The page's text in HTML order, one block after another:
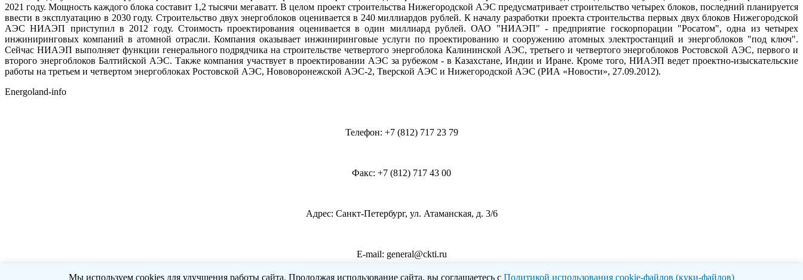
2021 году. Мощность каждого блока составит 1,2 тысячи мегаватт. В целом проект строительства Нижегородской АЭС предусматривает строительство четырех блоков, последний планируется
ввести в эксплуатацию в 2030 году. Строительство двух энергоблоков оценивается в 240 миллиардов рублей. К началу разработки проекта строительства первых двух блоков Нижегородской
АЭС НИАЭП приступил в 2012 году. Стоимость проектирования оценивается в один миллиард рублей. ОАО "НИАЭП" - предприятие госкорпорации "Росатом", одна из четырех
инжиниринговых компаний в атомной отрасли. Компания оказывает инжиниринговые услуги по проектированию и сооружению атомных электростанций и энергоблоков "под ключ".
Сейчас НИАЭП выполняет функции генерального подрядчика на строительстве четвертого энергоблока Калининской АЭС, третьего и четвертого энергоблоков Ростовской АЭС, первого и
второго энергоблоков Балтийской АЭС. Также компания участвует в проектировании АЭС за рубежом - в Казахстане, Индии и Иране. Кроме того, НИАЭП ведет проектно-изыскательские
работы на третьем и четвертом энергоблоках Ростовской АЭС, Нововоронежской АЭС-2, Тверской АЭС и Нижегородской АЭС (РИА «Новости», 27.09.2012).
Energoland-info
Телефон: +7 (812) 717 23 79
Факс: +7 (812) 717 43 00
Адрес: Санкт-Петербург, ул. Атаманская, д. 3/6
E-mail: general@ckti.ru
Мы используем cookies для улучшения работы сайта. Продолжая использование сайта, вы соглашаетесь с Политикой использования cookie-файлов (куки-файлов)